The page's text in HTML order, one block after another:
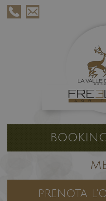
PRENOTA